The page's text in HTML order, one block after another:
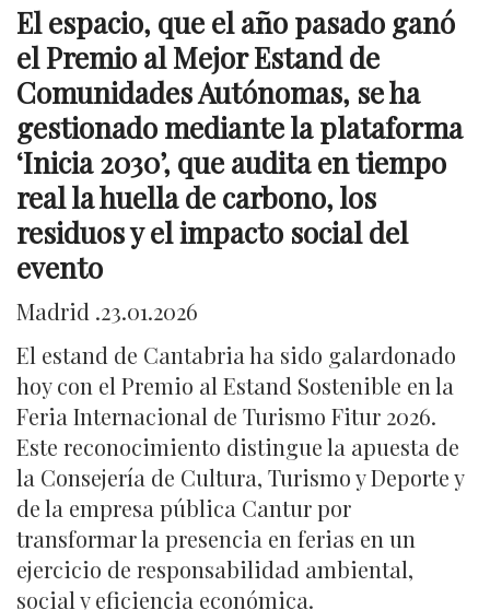
El espacio, que el año pasado ganó
el Premio al Mejor Estand de
Comunidades Autónomas, se ha
gestionado mediante la plataforma
‘Inicia 2030’, que audita en tiempo
real la huella de carbono, los
residuos y el impacto social del
evento
Madrid .23.01.2026
El estand de Cantabria ha sido galardonado
hoy con el Premio al Estand Sostenible en la
Feria Internacional de Turismo Fitur 2026.
Este reconocimiento distingue la apuesta de
la Consejería de Cultura, Turismo y Deporte y
de la empresa pública Cantur por
transformar la presencia en ferias en un
ejercicio de responsabilidad ambiental,
social y eficiencia económica.